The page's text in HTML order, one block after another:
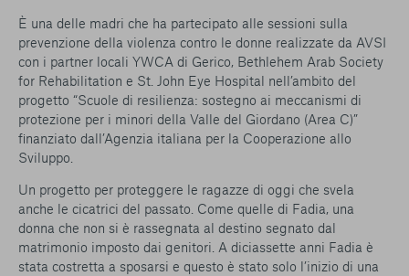
Cookie strettamente necessari
Cookie di analisi
Cookies di marketing
È una delle madri che ha partecipato alle sessioni sulla
prevenzione della violenza contro le donne realizzate da AVSI
con i partner locali YWCA di Gerico, Bethlehem Arab Society
for Rehabilitation e St. John Eye Hospital nell’ambito del
progetto “Scuole di resilienza: sostegno ai meccanismi di
protezione per i minori della Valle del Giordano (Area C)”
finanziato dall’Agenzia italiana per la Cooperazione allo
Sviluppo.
Un progetto per proteggere le ragazze di oggi che svela
anche le cicatrici del passato. Come quelle di Fadia, una
donna che non si è rassegnata al destino segnato dal
matrimonio imposto dai genitori. A diciassette anni Fadia è
stata costretta a sposarsi e questo è stato solo l’inizio di una